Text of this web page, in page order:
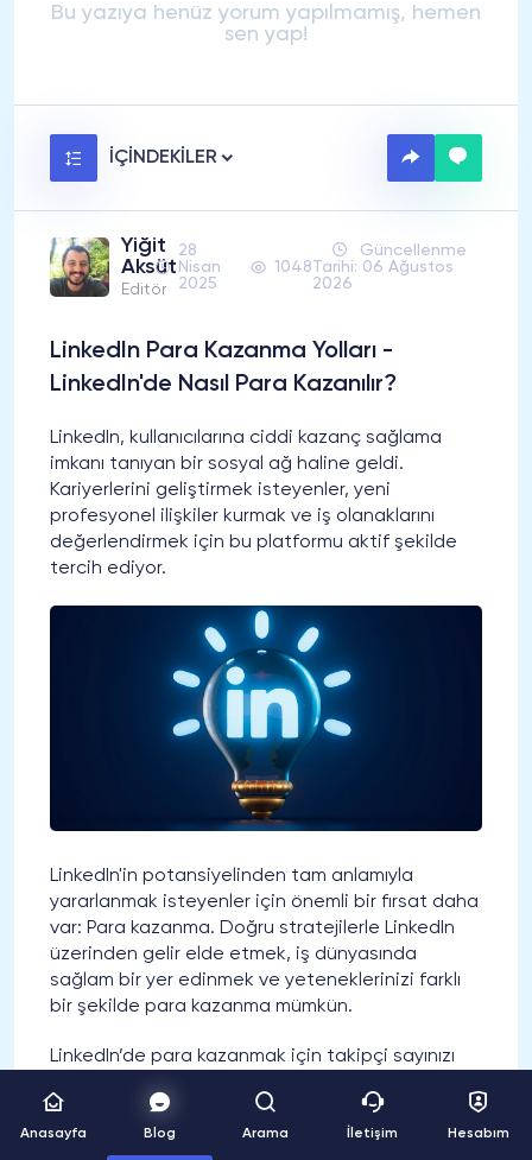
Anasayfa Blog Arama İletişim Hesabım
Bu yazıya henüz yorum yapılmamış, hemen
sen yap!
İÇİNDEKİLER
Yiğit
Aksüt
Editör
28
Nisan
2025
1048
Güncellenme
Tarihi: 06 Ağustos
2026
LinkedIn Para Kazanma Yolları -
LinkedIn'de Nasıl Para Kazanılır?
LinkedIn, kullanıcılarına ciddi kazanç sağlama
imkanı tanıyan bir sosyal ağ haline geldi.
Kariyerlerini geliştirmek isteyenler, yeni
profesyonel ilişkiler kurmak ve iş olanaklarını
değerlendirmek için bu platformu aktif şekilde
tercih ediyor.
LinkedIn'in potansiyelinden tam anlamıyla
yararlanmak isteyenler için önemli bir fırsat daha
var: Para kazanma. Doğru stratejilerle LinkedIn
üzerinden gelir elde etmek, iş dünyasında
sağlam bir yer edinmek ve yeteneklerinizi farklı
bir şekilde para kazanma mümkün.
LinkedIn’de para kazanmak için takipçi sayınızı
takipçi satın al
sayfamıza göz atın!